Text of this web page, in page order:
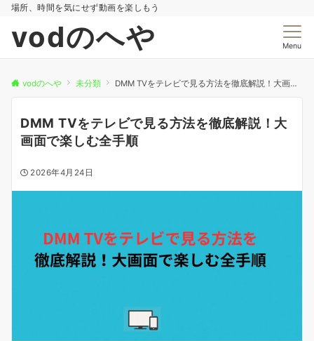
場所、時間を気にせず動画を楽しもう
vodのへや Menu
vodのへや 未分類 DMM TVをテレビで見る方法を徹底解説！大画面で楽しむ全手順
DMM TVをテレビで見る方法を徹底解説！大
画面で楽しむ全手順
2026年4月24日